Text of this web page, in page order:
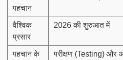
पहचान
वैश्विक
प्रसार
2026 की शुरुआत में
पहचान के
परीक्षण (Testing) और